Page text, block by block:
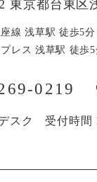
東京都台東区
線 浅草駅 徒歩5分
レス 浅草駅 徒歩
0219
スク 受付時間